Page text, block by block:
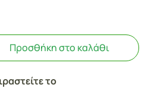
Προσθήκη στο καλάθι
το